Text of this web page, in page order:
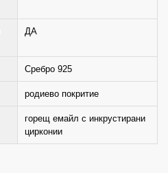
ДА
Сребро 925
родиево покритие
горещ емайл с инкрустирани
цирконии